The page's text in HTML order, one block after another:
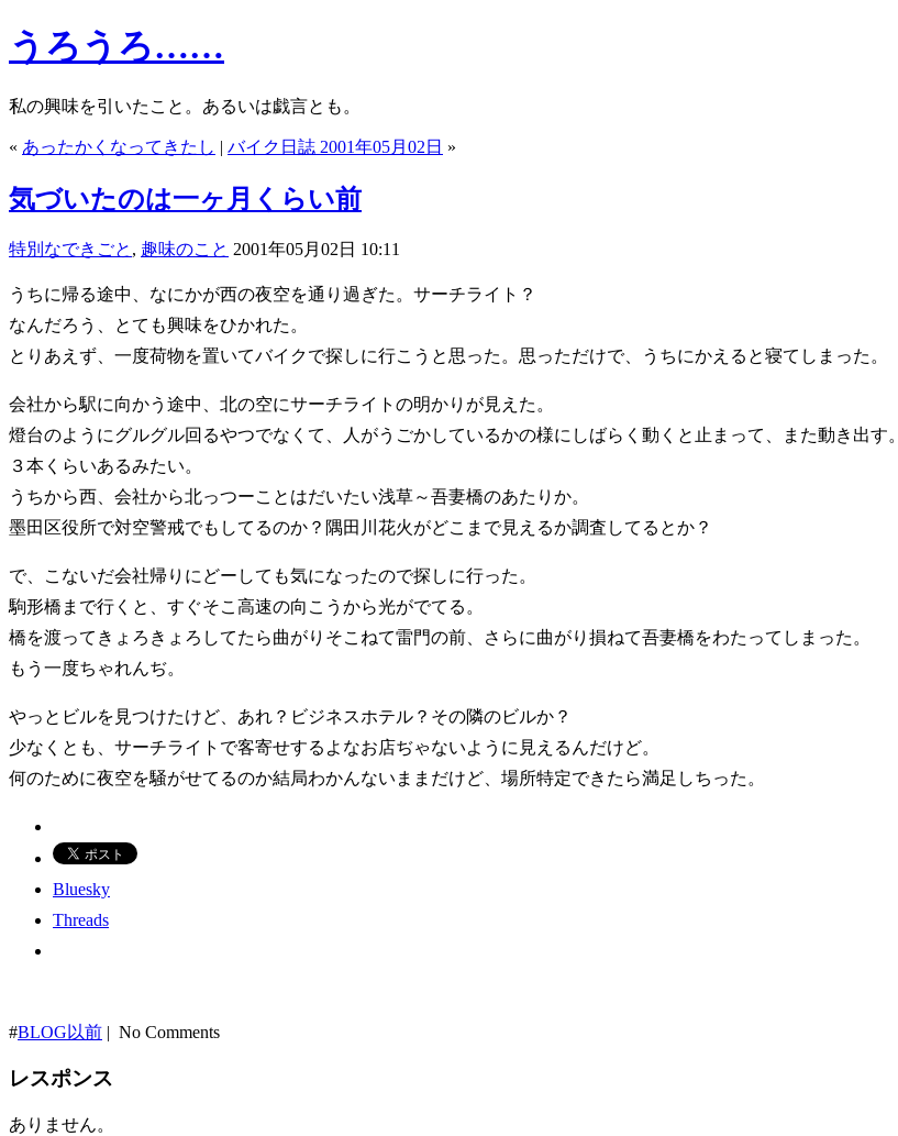
うろうろ……
私の興味を引いたこと。あるいは戯言とも。
« あったかくなってきたし | バイク日誌 2001年05月02日 »
気づいたのは一ヶ月くらい前
特別なできごと , 趣味のこと 2001年05月02日 10:11
うちに帰る途中、なにかが西の夜空を通り過ぎた。サーチライト？
なんだろう、とても興味をひかれた。
とりあえず、一度荷物を置いてバイクで探しに行こうと思った。思っただけで、うちにかえると寝てしまった。
会社から駅に向かう途中、北の空にサーチライトの明かりが見えた。
燈台のようにグルグル回るやつでなくて、人がうごかしているかの様にしばらく動くと止まって、また動き出す。
３本くらいあるみたい。
うちから西、会社から北っつーことはだいたい浅草～吾妻橋のあたりか。
墨田区役所で対空警戒でもしてるのか？隅田川花火がどこまで見えるか調査してるとか？
で、こないだ会社帰りにどーしても気になったので探しに行った。
駒形橋まで行くと、すぐそこ高速の向こうから光がでてる。
橋を渡ってきょろきょろしてたら曲がりそこねて雷門の前、さらに曲がり損ねて吾妻橋をわたってしまった。
もう一度ちゃれんぢ。
やっとビルを見つけたけど、あれ？ビジネスホテル？その隣のビルか？
少なくとも、サーチライトで客寄せするよなお店ぢゃないように見えるんだけど。
何のために夜空を騒がせてるのか結局わかんないままだけど、場所特定できたら満足しちった。
Bluesky
Threads
#BLOG以前 | No Comments
レスポンス
ありません。